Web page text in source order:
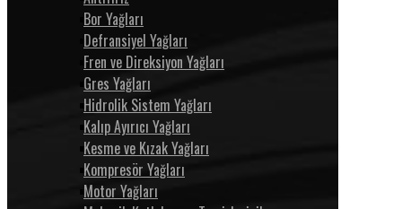
Bor Yağları
Defransiyel Yağları
Fren ve Direksiyon Yağları
Gres Yağları
Hidrolik Sistem Yağları
Kalıp Ayırıcı Yağları
Kesme ve Kızak Yağları
Kompresör Yağları
Motor Yağları